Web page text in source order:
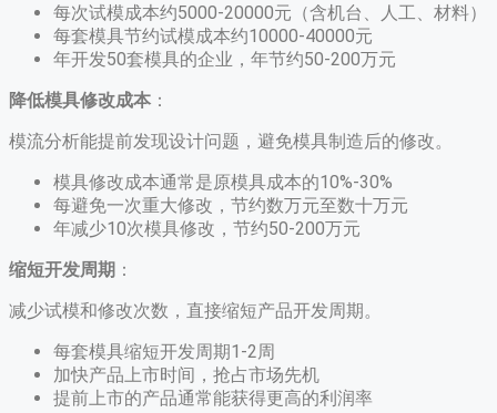
每次试模成本约5000-20000元（含机台、人工、材料）
每套模具节约试模成本约10000-40000元
年开发50套模具的企业，年节约50-200万元
降低模具修改成本 ：
模流分析能提前发现设计问题，避免模具制造后的修改。
模具修改成本通常是原模具成本的10%-30%
每避免一次重大修改，节约数万元至数十万元
年减少10次模具修改，节约50-200万元
缩短开发周期 ：
减少试模和修改次数，直接缩短产品开发周期。
每套模具缩短开发周期1-2周
加快产品上市时间，抢占市场先机
提前上市的产品通常能获得更高的利润率